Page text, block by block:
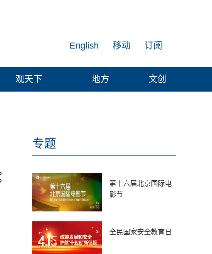
订阅
移动
English
观天下 地方 文创
专题
第十六届北京国际电
影节
全民国家安全教育日